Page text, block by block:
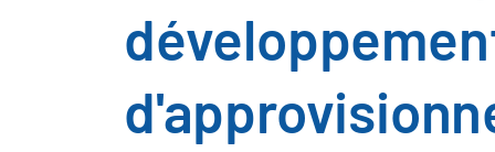
Qu'est-ce que cela